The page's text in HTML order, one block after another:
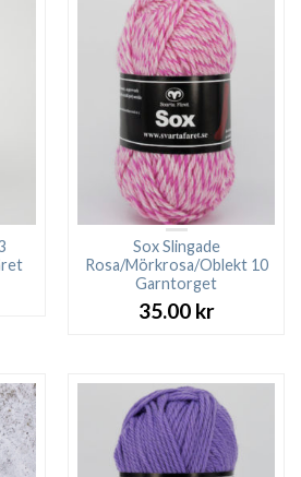
Sox Slingade
Rosa/Mörkrosa/Oblekt 10
Garntorget
35.00 kr